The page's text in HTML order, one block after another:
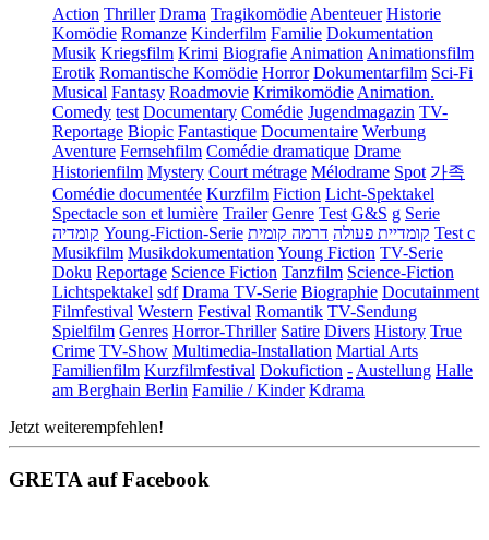
Action Thriller Drama Tragikomödie Abenteuer Historie
Komödie Romanze Kinderfilm Familie Dokumentation
Musik Kriegsfilm Krimi Biografie Animation Animationsfilm
Erotik Romantische Komödie Horror Dokumentarfilm Sci-Fi
Musical Fantasy Roadmovie Krimikomödie Animation.
Comedy test Documentary Comédie Jugendmagazin TV-
Reportage Biopic Fantastique Documentaire Werbung
Aventure Fernsehfilm Comédie dramatique Drame
Historienfilm Mystery Court métrage Mélodrame Spot 가족
Comédie documentée Kurzfilm Fiction Licht-Spektakel
Spectacle son et lumière Trailer Genre Test G&S g Serie
קומדיה Young-Fiction-Serie קומדיית פעולה דרמה קומית
Test c
Musikfilm Musikdokumentation Young Fiction TV-Serie
Doku Reportage Science Fiction Tanzfilm Science-Fiction
Lichtspektakel sdf Drama TV-Serie Biographie Docutainment
Filmfestival Western Festival Romantik TV-Sendung
Spielfilm Genres Horror-Thriller Satire Divers History True
Crime TV-Show Multimedia-Installation Martial Arts
Familienfilm Kurzfilmfestival Dokufiction - Austellung Halle
am Berghain Berlin Familie / Kinder Kdrama
Jetzt weiterempfehlen!
GRETA auf Facebook